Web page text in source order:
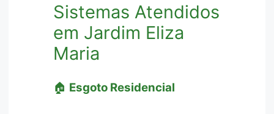
Sistemas Atendidos
em Jardim Eliza
Maria
🏠 Esgoto Residencial